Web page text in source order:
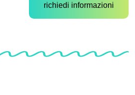
richiedi informazioni